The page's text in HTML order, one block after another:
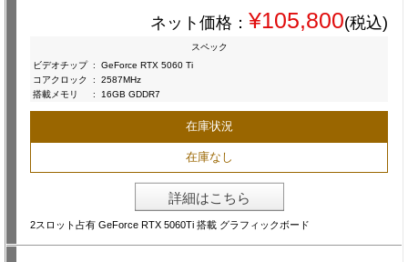
ネット価格： ¥105,800(税込)
スペック
ビデオチップ :
GeForce RTX 5060 Ti
コアクロック
:
2587MHz
搭載メモリ
: 16GB GDDR7
在庫状況
在庫なし
詳細はこちら
2スロット占有 GeForce RTX 5060Ti 搭載 グラフィックボード